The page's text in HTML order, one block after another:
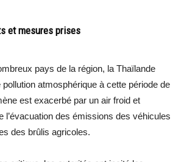
et mesures prises
pays de la région, la Thaïlande
atmosphérique à cette période de
est exacerbé par un air froid et
l’évacuation des émissions des véhicules
des brûlis agricoles.